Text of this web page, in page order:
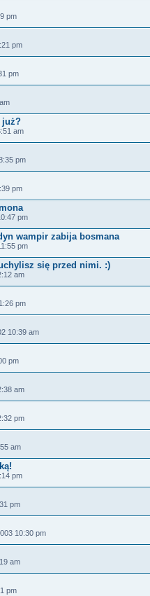
pm
pm
pm
już?
am
pm
pm
pm
wampir zabija bosmana
pm
się przed nimi. :)
am
pm
10:39 am
pm
am
pm
am
pm
pm
10:30 pm
am
pm